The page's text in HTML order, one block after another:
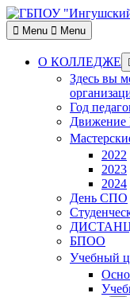
Skip
to
content
Menu Menu
О КОЛЛЕДЖЕ
Здесь вы
Год
Движение
2022
2023
2024
День СПО
БПОО
Учебный